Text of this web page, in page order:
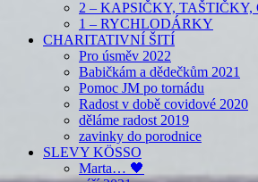
2 – KAPSIČKY, TAŠTIČKY,
1 – RYCHLODÁRKY
CHARITATIVNÍ ŠITÍ
Pro úsměv 2022
Babičkám a dědečkům 2021
Pomoc JM po tornádu
Radost v době covidové 2020
děláme radost 2019
zavinky do porodnice
SLEVY KÖSSO
Marta… 🖤